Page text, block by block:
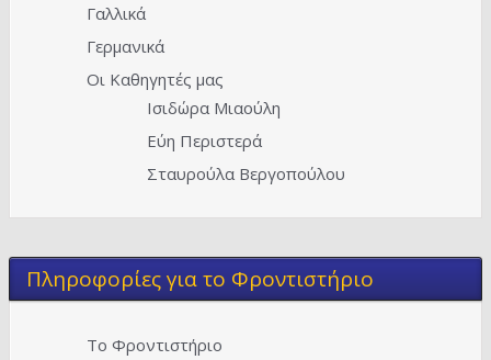
Γαλλικά
Γερμανικά
Οι Καθηγητές μας
Ισιδώρα Μιαούλη
Εύη Περιστερά
Σταυρούλα Βεργοπούλου
Πληροφορίες για το Φροντιστήριο
Το Φροντιστήριο